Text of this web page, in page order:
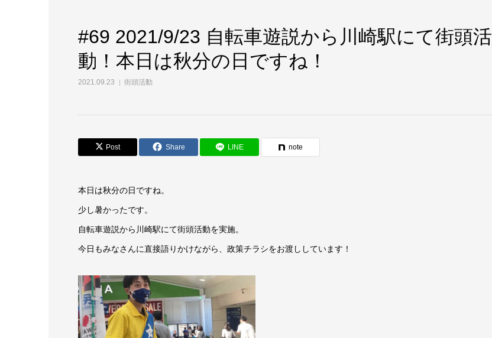
#69 2021/9/23 自転車遊説から川崎駅にて街頭活
動！本日は秋分の日ですね！
2021.09.23 街頭活動
Post Share LINE note
本日は秋分の日ですね。
少し暑かったです。
自転車遊説から川崎駅にて街頭活動を実施。
今日もみなさんに直接語りかけながら、政策チラシをお渡ししています！